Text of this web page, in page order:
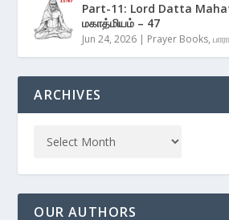
Part-11: Lord Datta
மகாத்மியம் – 47
Jun 24, 2026 | Prayer Books,
ARCHIVES
OUR AUTHORS